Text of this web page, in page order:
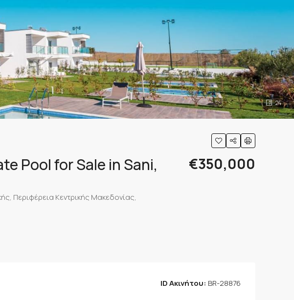
24
Pool for Sale in Sani,
Περιφέρεια Κεντρικής Μακεδονίας,
€350,000
ID Ακινήτου: BR-28876